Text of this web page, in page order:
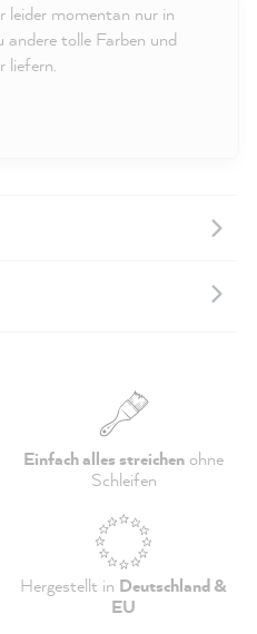
leider momentan nur in
tolle Farben und
liefern.
Einfach alles streichen ohne
Schleifen
Hergestellt in Deutschland &
EU